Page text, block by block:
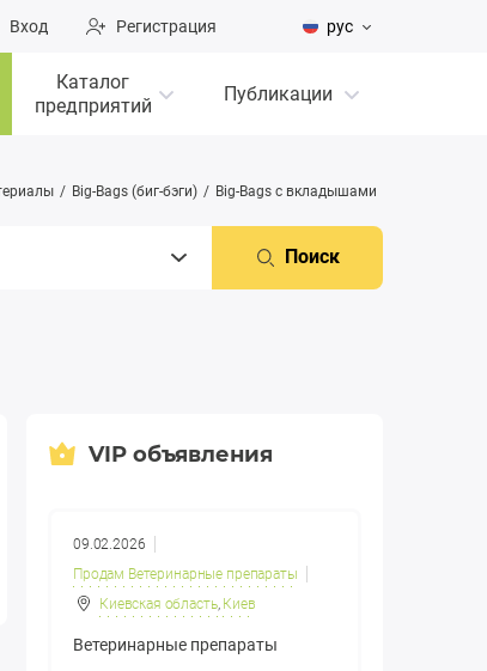
Вход Регистрация рус
Каталог
предприятий
Публикации
Big-Bags (биг-бэги)
Big-Bags с вкладышами
Поиск
VIP объявления
09.02.2026
Продам Ветеринарные препараты
Киевская область, Киев
Ветеринарные препараты